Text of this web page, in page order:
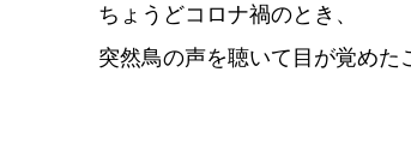
Fashion Books About me
ちょうどコロナ禍のとき、
突然鳥の声を聴いて目が覚めた